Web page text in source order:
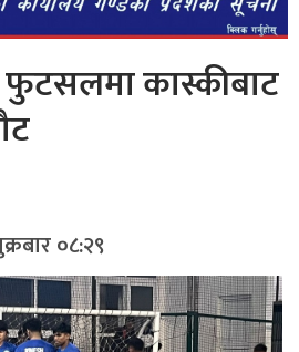
कास्कीबाट
०८:२९